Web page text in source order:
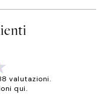
valutazioni.
qui.